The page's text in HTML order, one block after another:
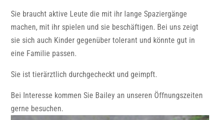
Sie braucht aktive Leute die mit ihr lange Spaziergänge
machen, mit ihr spielen und sie beschäftigen. Bei uns zeigt
sie sich auch Kinder gegenüber tolerant und könnte gut in
eine Familie passen.
Sie ist tierärztlich durchgecheckt und geimpft.
Bei Interesse kommen Sie Bailey an unseren Öffnungszeiten
gerne besuchen.